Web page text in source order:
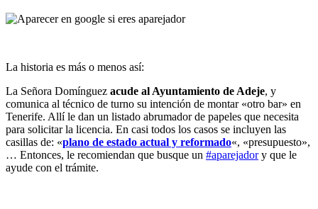
La historia es más o menos así:
La Señora Domínguez acude al Ayuntamiento de Adeje, y
comunica al técnico de turno su intención de montar «otro bar» en
Tenerife. Allí le dan un listado abrumador de papeles que necesita
para solicitar la licencia. En casi todos los casos se incluyen las
casillas de: «plano de estado actual y reformado«, «presupuesto»,
… Entonces, le recomiendan que busque un #aparejadory que le
ayude con el trámite.